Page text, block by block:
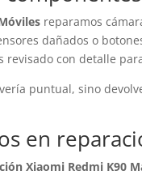
reparamos
dañados o
revisado con detalle
puntual, sino
en
Xiaomi Redmi K90